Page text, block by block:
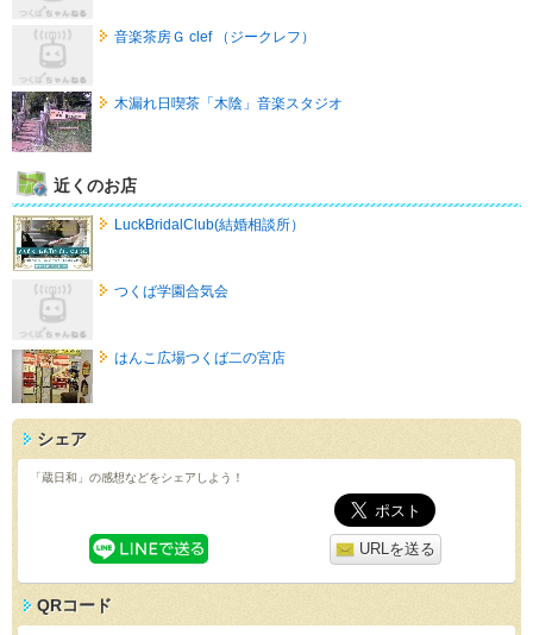
音楽茶房Ｇ clef （ジークレフ）
木漏れ日喫茶「木陰」音楽スタジオ
近くのお店
LuckBridalClub(結婚相談所）
つくば学園合気会
はんこ広場つくば二の宮店
シェア
「蔵日和」の感想などをシェアしよう！
URLを送る
QRコード